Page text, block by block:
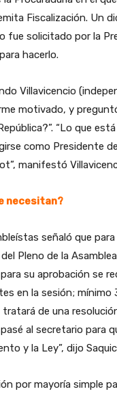
Fiscalización. Un
fue solicitado por la
hacerlo.
Villavicencio
motivado, y
“Lo que
como Presidente
manifestó
necesitan?
señaló que
Pleno de la
su aprobación se
en la sesión; mínimo
de una
al secretario para
y la Ley”, dijo
por mayoría simple